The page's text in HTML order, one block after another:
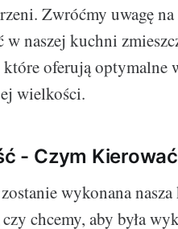
Zwróćmy uwagę
naszej kuchni
oferują optymalne
wielkości.
- Czym
wykonana
chcemy, aby była